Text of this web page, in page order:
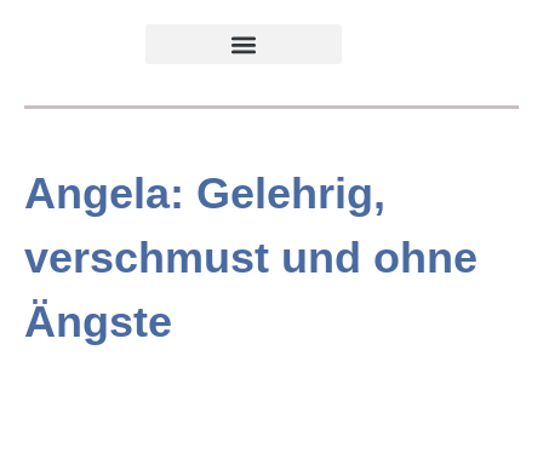
Angela: Gelehrig,
verschmust und ohne
Ängste